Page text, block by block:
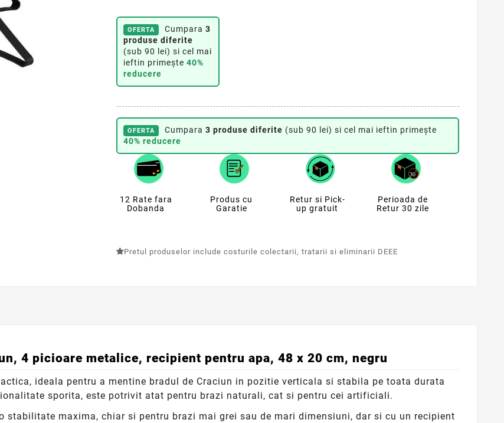
OFERTA Cumpara 3
produse diferite
(sub 90 lei) si cel mai
ieftin primește 40%
reducere
OFERTA Cumpara 3 produse diferite (sub 90 lei) si cel mai ieftin primește
40% reducere
12 Rate fara
Dobanda
Produs cu
Garatie
Retur si Pick-
up gratuit
Perioada de
Retur 30 zile
Pretul produselor include costurile colectarii, tratarii si eliminarii DEEE
4 picioare metalice, recipient pentru apa, 48 x 20 cm, negru
ideala pentru a mentine bradul de Craciun in pozitie verticala si stabila pe toata durata
sporita, este potrivit atat pentru brazi naturali, cat si pentru cei artificiali.
stabilitate maxima, chiar si pentru brazi mai grei sau de mari dimensiuni, dar si cu un recipient